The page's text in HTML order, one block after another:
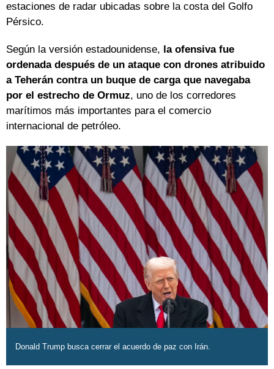
estaciones de radar ubicadas sobre la costa del Golfo
Pérsico.
Según la versión estadounidense, la ofensiva fue
ordenada después de un ataque con drones atribuido
a Teherán contra un buque de carga que navegaba
por el estrecho de Ormuz, uno de los corredores
marítimos más importantes para el comercio
internacional de petróleo.
Donald Trump busca cerrar el acuerdo de paz con Irán.